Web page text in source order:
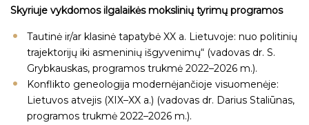
Skyriuje vykdomos ilgalaikės mokslinių tyrimų programos
Tautinė ir/ar klasinė tapatybė XX a. Lietuvoje: nuo politinių
trajektorijų iki asmeninių išgyvenimų“ (vadovas dr. S.
Grybkauskas, programos trukmė 2022–2026 m.).
Konflikto geneologija modernėjančioje visuomenėje:
Lietuvos atvejis (XIX–XX a.) (vadovas dr. Darius Staliūnas,
programos trukmė 2022–2026 m.).